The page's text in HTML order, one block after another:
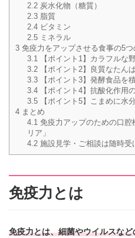
2.2炭水化物（糖質）
2.3脂質
2.4ビタミン
2.5ミネラル
3 免疫力をアップさせる食事の5つ
3.1
【ポイント1】カラフルな
3.2【ポイント2】良質なたん
3.3【ポイント3】発酵食品を
3.4【ポイント4】抗酸化作用
3.5【ポイント5】こまめに水
4 まとめ
4.1 免疫力アップのための口
リア」
4.2施設見学・ご相談は随時受
免疫力とは
免疫力とは、細菌やウイルスな